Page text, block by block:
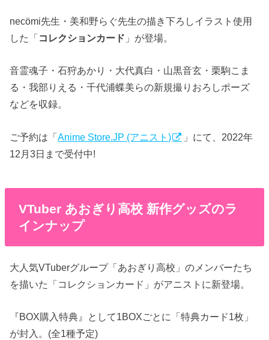
necömi先生・美和野らぐ先生の描き下ろしイラスト使用
した「コレクションカード 」が登場。
音霊魂子・石狩あかり・大代真白・山黒音玄・栗駒こま
る・我部りえる・千代浦蝶美らの新規撮りおろしポーズ
などを収録。
ご予約は「Anime Store.JP (アニスト)
」にて、2022年
12月3日まで受付中!
VTuber あおぎり高校 新作グッズのラ
インナップ
大人気VTuberグループ「あおぎり高校」のメンバーたち
を描いた「コレクションカード」がアニストに新登場。
『BOX購入特典』として1BOXごとに「特典カード1枚」
が封入。(全1種予定)